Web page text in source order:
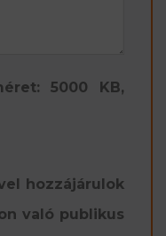
5000 KB,
hozzájárulok
való publikus